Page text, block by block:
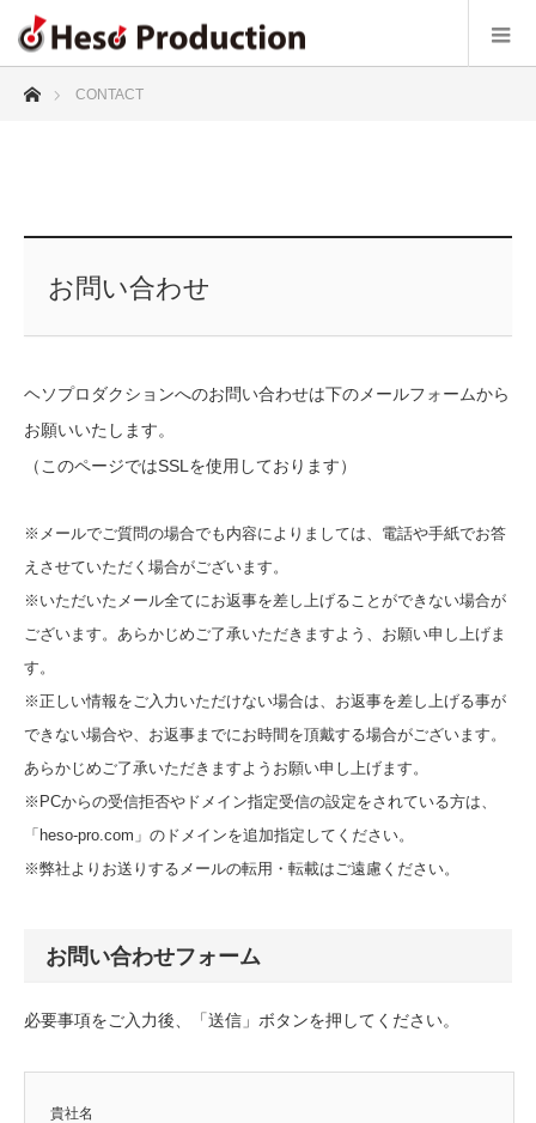
ホームCONTACT
お問い合わせ
ヘソプロダクションへのお問い合わせは下のメールフォームから
お願いいたします。
（このページではSSLを使用しております）
※メールでご質問の場合でも内容によりましては、電話や手紙でお答
えさせていただく場合がございます。
※いただいたメール全てにお返事を差し上げることができない場合が
ございます。あらかじめご了承いただきますよう、お願い申し上げま
す。
※正しい情報をご入力いただけない場合は、お返事を差し上げる事が
できない場合や、お返事までにお時間を頂戴する場合がございます。
あらかじめご了承いただきますようお願い申し上げます。
※PCからの受信拒否やドメイン指定受信の設定をされている方は、
「heso-pro.com」のドメインを追加指定してください。
※弊社よりお送りするメールの転用・転載はご遠慮ください。
お問い合わせフォーム
必要事項をご入力後、「送信」ボタンを押してください。
貴社名